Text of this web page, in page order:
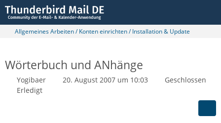
Allgemeines Arbeiten / Konten einrichten / Installation & Update
Wörterbuch und ANhänge
Yogibaer 20. August 2007 um 10:03
Geschlossen
Erledigt